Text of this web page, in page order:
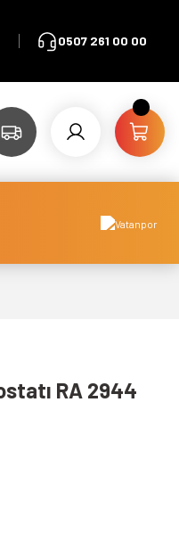
0507 261 00 00
RA 2944